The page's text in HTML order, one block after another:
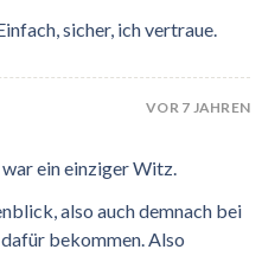
sicher, ich vertraue.
VOR 7 JAHREN
ein einziger Witz.
also auch demnach bei
bekommen. Also